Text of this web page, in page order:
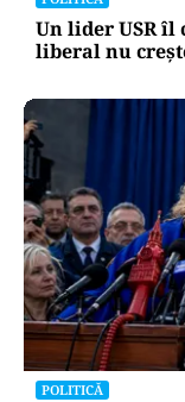
Un lider USR
liberal nu
POLITICĂ